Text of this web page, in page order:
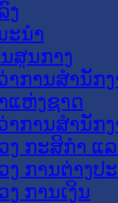
ງ
ະນໍາ
ສູນກາງ
າການສໍານັກ
ແຫ່ງຊາດ
າການສຳນັກ
ງ ກະສິກຳ ແ
ງ ການຕ່າງປ
ການເງິນ